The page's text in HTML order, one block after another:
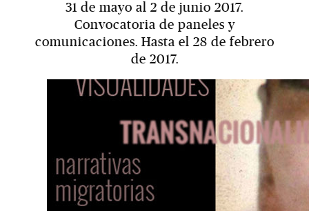
31 de mayo al 2 de junio 2017.
Convocatoria de paneles y
comunicaciones. Hasta el 28 de febrero
de 2017.